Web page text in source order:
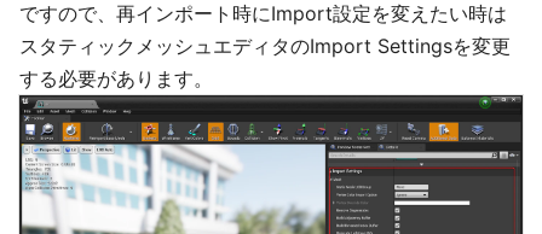
ですので、再インポート時にImport設定を変えたい時は
スタティックメッシュエディタのImport Settingsを変更
する必要があります。